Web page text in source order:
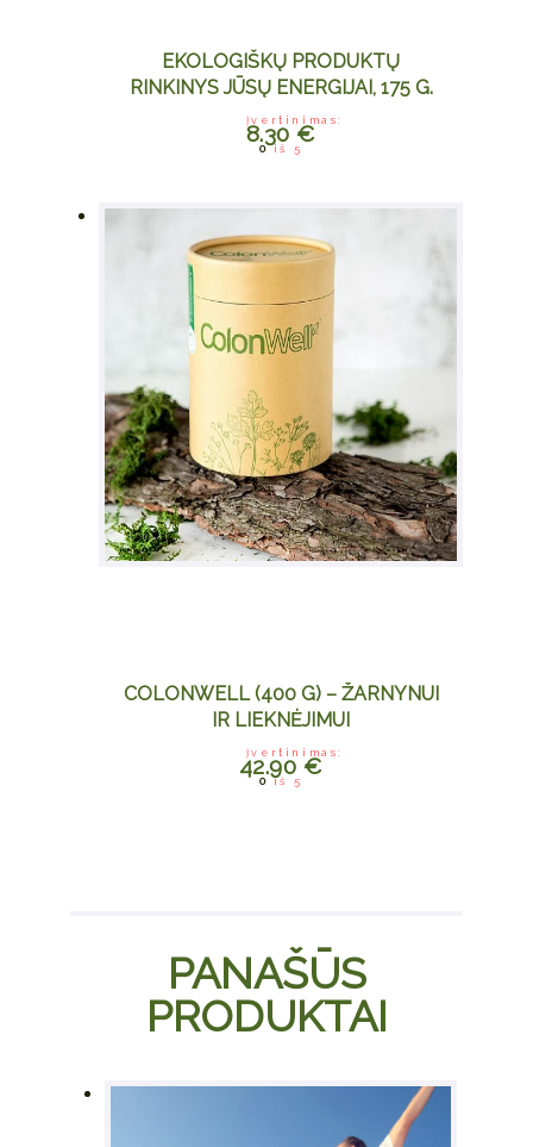
EKOLOGIŠKŲ PRODUKTŲ
RINKINYS JŪSŲ ENERGIJAI, 175 G.
Įvertinimas:
0iš 5
8.30 €
COLONWELL (400 G) – ŽARNYNUI
IR LIEKNĖJIMUI
Įvertinimas:
0 iš 5
42.90 €
PANAŠŪS
PRODUKTAI